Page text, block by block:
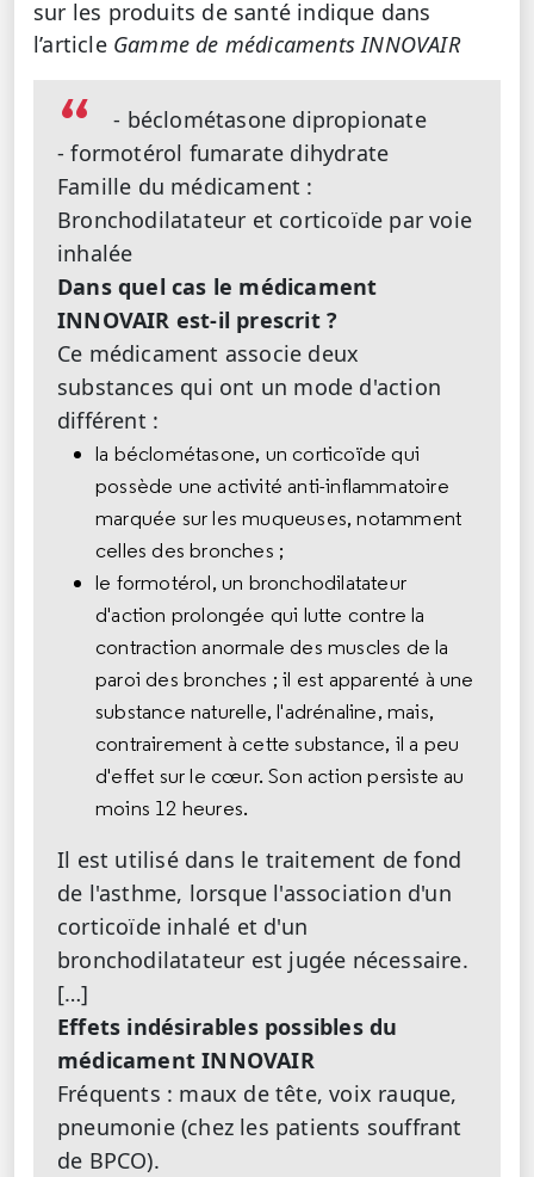
sur les produits de santé indique dans
l’article Gamme de médicaments INNOVAIR
- béclométasone dipropionate
- formotérol fumarate dihydrate
Famille du médicament :
Bronchodilatateur et corticoïde par voie
inhalée
Dans quel cas le médicament
INNOVAIR est-il prescrit ?
Ce médicament associe deux
substances qui ont un mode d'action
différent :
la béclométasone, un corticoïde qui
possède une activité anti-inflammatoire
marquée sur les muqueuses, notamment
celles des bronches ;
le formotérol, un bronchodilatateur
d'action prolongée qui lutte contre la
contraction anormale des muscles de la
paroi des bronches ; il est apparenté à une
substance naturelle, l'adrénaline, mais,
contrairement à cette substance, il a peu
d'effet sur le cœur. Son action persiste au
moins 12 heures.
Il est utilisé dans le traitement de fond
de l'asthme, lorsque l'association d'un
corticoïde inhalé et d'un
bronchodilatateur est jugée nécessaire.
[…]
Effets indésirables possibles du
médicament INNOVAIR
Fréquents : maux de tête, voix rauque,
pneumonie (chez les patients souffrant
de BPCO).